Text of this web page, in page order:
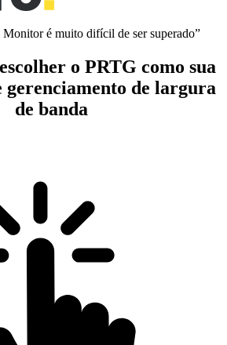
é muito difícil de ser superado”
o PRTG como sua
de largura
de banda